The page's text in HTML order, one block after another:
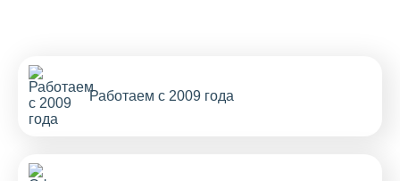
Работаем с 2009 года